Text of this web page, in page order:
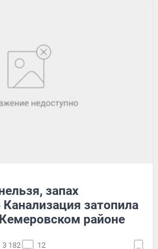
запах
затопила
районе
3 182 12